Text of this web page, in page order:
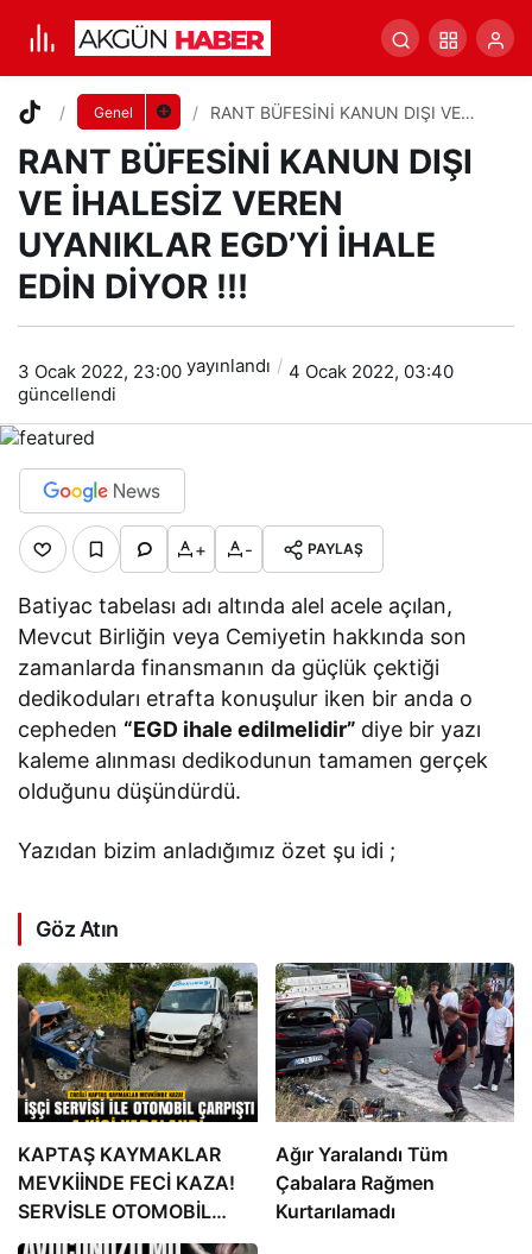
Genel
RANT BÜFESİNİ KANUN DIŞI VE
İHALE EDİN DİYOR !!!
RANT BÜFESİNİ KANUN DIŞI
VE İHALESİZ VEREN
UYANIKLAR EGD’Yİ İHALE
EDİN DİYOR !!!
3 Ocak 2022, 23:00 yayınlandı
4 Ocak 2022, 03:40
güncellendi
+ - PAYLAŞ
Batiyac tabelası adı altında alel acele açılan,
Mevcut Birliğin veya Cemiyetin hakkında son
zamanlarda finansmanın da güçlük çektiği
dedikoduları etrafta konuşulur iken bir anda o
cepheden “EGD ihale edilmelidir” diye bir yazı
kaleme alınması dedikodunun tamamen gerçek
olduğunu düşündürdü.
Yazıdan bizim anladığımız özet şu idi ;
Göz Atın
KAPTAŞ KAYMAKLAR
MEVKİİNDE FECİ KAZA!
SERVİSLE OTOMOBİL
ÇARPIŞTI: 4 YARALI
Ağır Yaralandı Tüm
Çabalara Rağmen
Kurtarılamadı
RANT BÜFESİNİ KANUN DIŞI VE İHALESİZ
VEREN UYANIKLAR EGD’Yİ İHALE EDİN DİYOR !!!
Yorum Yap